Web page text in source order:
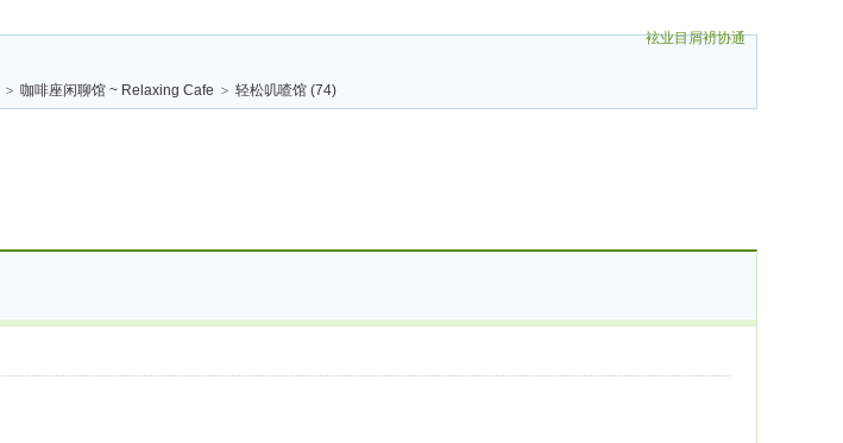
袨业目屑袇协通
> 咖啡座闲聊馆 ~ Relaxing Cafe > 轻松叽喳馆 (74)